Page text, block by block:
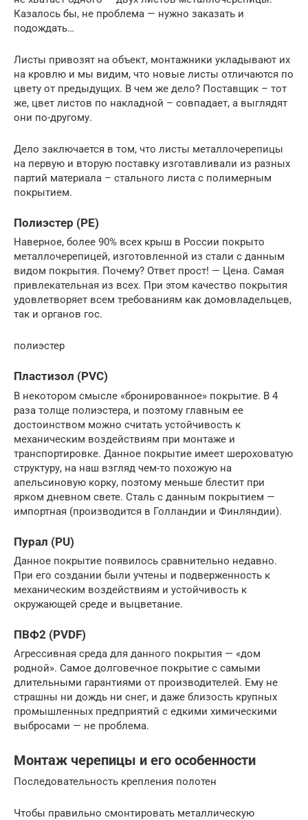
Казалось бы, не проблема — нужно заказать и
подождать…
Листы привозят на объект, монтажники укладывают их
на кровлю и мы видим, что новые листы отличаются по
цвету от предыдущих. В чем же дело? Поставщик – тот
же, цвет листов по накладной – совпадает, а выглядят
они по-другому.
Дело заключается в том, что листы металлочерепицы
на первую и вторую поставку изготавливали из разных
партий материала – стального листа с полимерным
покрытием.
Полиэстер (PE)
Наверное, более 90% всех крыш в России покрыто
металлочерепицей, изготовленной из стали с данным
видом покрытия. Почему? Ответ прост! — Цена. Самая
привлекательная из всех. При этом качество покрытия
удовлетворяет всем требованиям как домовладельцев,
так и органов гос.
полиэстер
Пластизол (PVC)
В некотором смысле «бронированное» покрытие. В 4
раза толще полиэстера, и поэтому главным ее
достоинством можно считать устойчивость к
механическим воздействиям при монтаже и
транспортировке. Данное покрытие имеет шероховатую
структуру, на наш взгляд чем-то похожую на
апельсиновую корку, поэтому меньше блестит при
ярком дневном свете. Сталь с данным покрытием —
импортная (производится в Голландии и Финляндии).
Пурал (PU)
Данное покрытие появилось сравнительно недавно.
При его создании были учтены и подверженность к
механическим воздействиям и устойчивость к
окружающей среде и выцветание.
ПВФ2 (PVDF)
Агрессивная среда для данного покрытия — «дом
родной». Самое долговечное покрытие с самыми
длительными гарантиями от производителей. Ему не
страшны ни дождь ни снег, и даже близость крупных
промышленных предприятий с едкими химическими
выбросами — не проблема.
Монтаж черепицы и его особенности
Последовательность крепления полотен
Чтобы правильно смонтировать металлическую